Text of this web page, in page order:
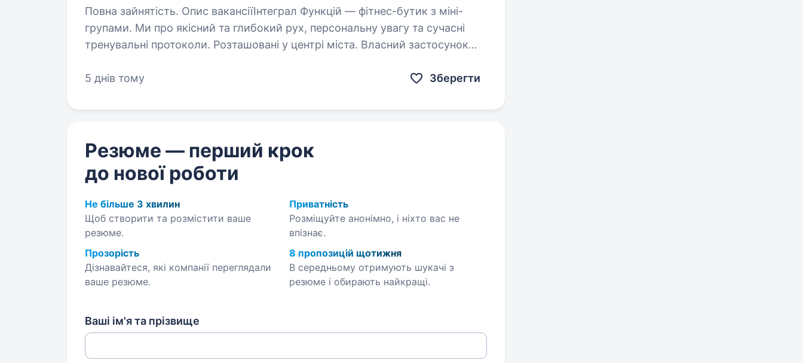
Повна зайнятість. Опис вакансіїІнтеграл Функцій — фітнес-бутик з міні-
групами. Ми про якісний та глибокий рух, персональну увагу та сучасні
тренувальні протоколи. Розташовані у центрі міста. Власний застосунок
5 днів тому
Зберегти
Резюме — перший крок
до нової роботи
Не більше 3 хвилин
Щоб створити та розмістити ваше
резюме.
Приватність
Розміщуйте анонімно, і ніхто вас не
впізнає.
Прозорість
Дізнавайтеся, які компанії переглядали
ваше резюме.
8 пропозицій щотижня
В середньому отримують шукачі з
резюме і обирають найкращі.
Ваші ім'я та прізвище